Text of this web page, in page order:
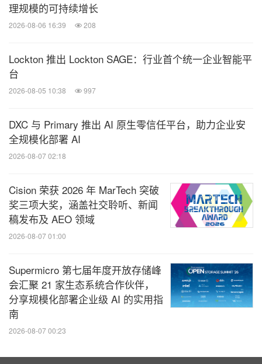
理规模的可持续增长
2026-08-06 16:39 208
Lockton 推出 Lockton SAGE：行业首个统一企业智能平
台
2026-08-05 10:38 997
DXC 与 Primary 推出 AI 原生零信任平台，助力企业安
全规模化部署 AI
2026-08-07 02:18
Cision 荣获 2026 年 MarTech 突破
奖三项大奖，涵盖社交聆听、新闻
稿发布及 AEO 领域
2026-08-07 01:00
Supermicro 第七届年度开放存储峰
会汇聚 21 家生态系统合作伙伴，
分享规模化部署企业级 AI 的实用指
南
2026-08-07 00:23